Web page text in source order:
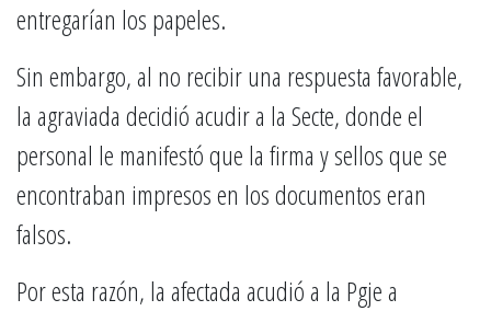
entregarían los papeles.
Sin embargo, al no recibir una respuesta favorable,
la agraviada decidió acudir a la Secte, donde el
personal le manifestó que la firma y sellos que se
encontraban impresos en los documentos eran
falsos.
Por esta razón, la afectada acudió a la Pgje a